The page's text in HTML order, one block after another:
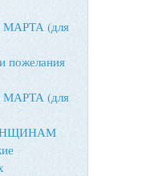
(для
пожелания
(для